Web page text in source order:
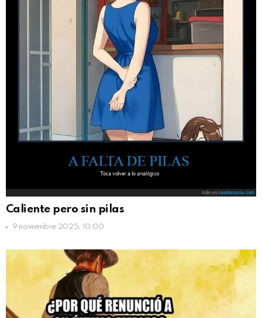
Caliente pero sin pilas
9 noviembre 2025, 10:00